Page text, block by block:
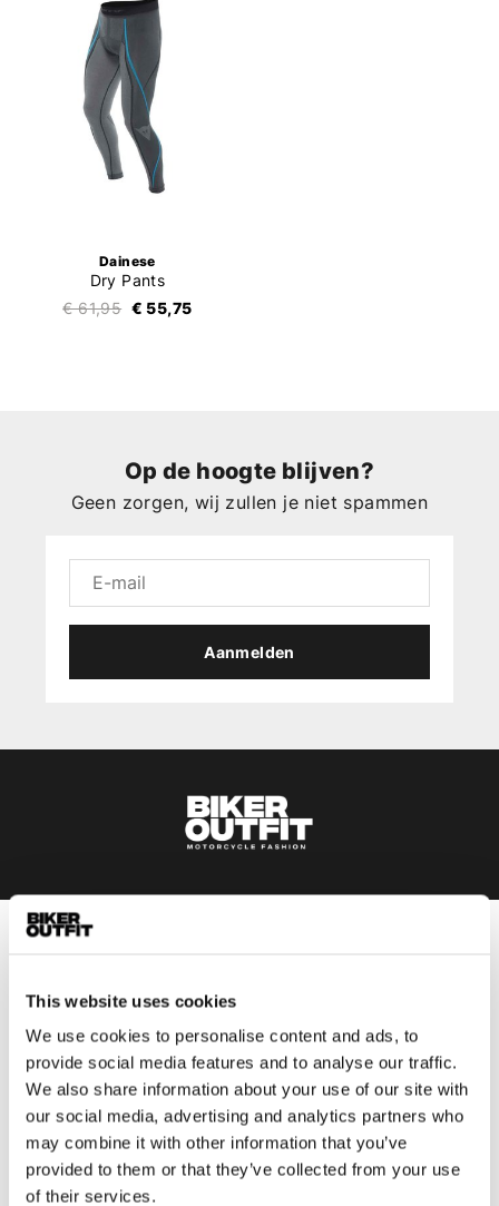
This website uses cookies
We use cookies to personalise content and ads, to
provide social media features and to analyse our traffic.
We also share information about your use of our site with
our social media, advertising and analytics partners who
may combine it with other information that you’ve
provided to them or that they’ve collected from your use
of their services.
Dainese
Dry Pants
€ 61,95 € 55,75
Op de hoogte blijven?
Geen zorgen, wij zullen je niet spammen
Aanmelden
Motorbroek heren
Motorpak heren
Motorjeans heren
Motorhoodie heren
Motorhelm heren